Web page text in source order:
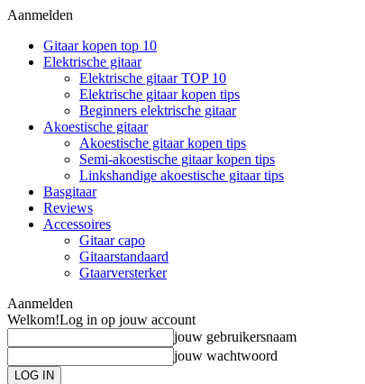
Aanmelden
Gitaar kopen top 10
Elektrische gitaar
Elektrische gitaar TOP 10
Elektrische gitaar kopen tips
Beginners elektrische gitaar
Akoestische gitaar
Akoestische gitaar kopen tips
Semi-akoestische gitaar kopen tips
Linkshandige akoestische gitaar tips
Basgitaar
Reviews
Accessoires
Gitaar capo
Gitaarstandaard
Gtaarversterker
Aanmelden
Welkom!Log in op jouw account
jouw gebruikersnaam
jouw wachtwoord